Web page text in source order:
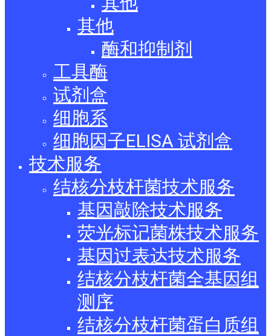
其他
酶和抑制剂
工具酶
试剂盒
细胞系
细胞因子ELISA 试剂盒
技术服务
结核分枝杆菌技术服务
基因敲除技术服务
荧光标记菌株技术服务
基因过表达技术服务
结核分枝杆菌全基因组
测序
结核分枝杆菌蛋白质组